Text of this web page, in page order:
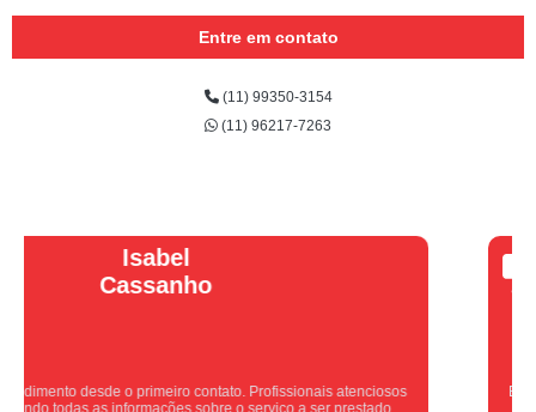
Entre em contato
(11) 99350-3154
(11) 96217-7263
Vera Maria
Equipe nota 10, trabalho rápido com excelência , super organizados.